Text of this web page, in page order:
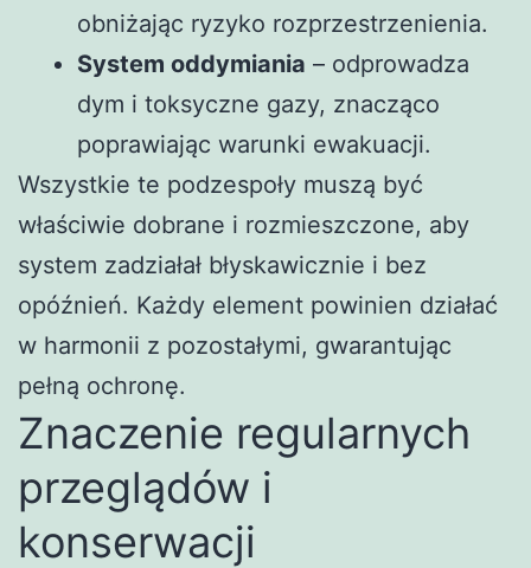
obniżając ryzyko rozprzestrzenienia.
System oddymiania – odprowadza
dym i toksyczne gazy, znacząco
poprawiając warunki ewakuacji.
Wszystkie te podzespoły muszą być
właściwie dobrane i rozmieszczone, aby
system zadziałał błyskawicznie i bez
opóźnień. Każdy element powinien działać
w harmonii z pozostałymi, gwarantując
pełną ochronę.
Znaczenie regularnych
przeglądów i
konserwacji